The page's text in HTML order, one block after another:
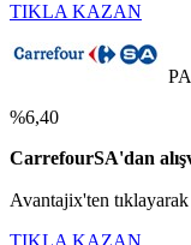
TIKLA KAZAN
%6,40
CarrefourSA'dan
Avantajix'ten
TIKLA KAZAN